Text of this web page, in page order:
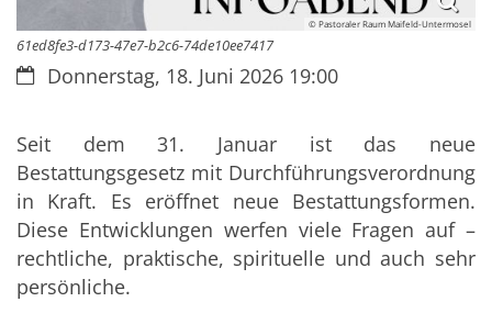
© Pastoraler Raum Maifeld-Untermosel
61ed8fe3-d173-47e7-b2c6-74de10ee7417
Datum:Donnerstag, 18. Juni 2026 19:00
Seit dem 31. Januar ist das neue
Bestattungsgesetz mit Durchführungsverordnung
in Kraft. Es eröffnet neue Bestattungsformen.
Diese Entwicklungen werfen viele Fragen auf –
rechtliche, praktische, spirituelle und auch sehr
persönliche.